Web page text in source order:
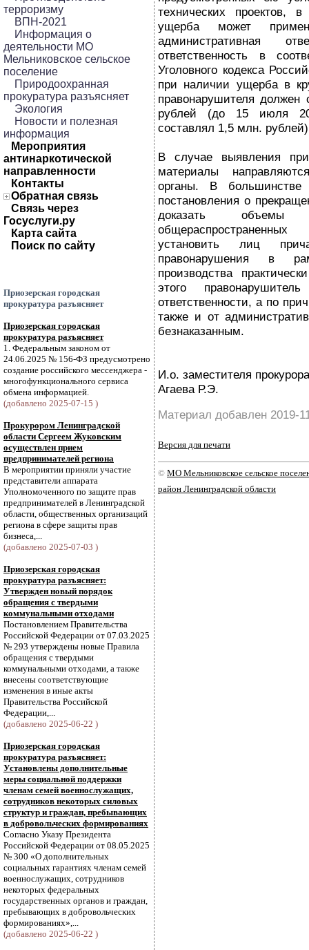
терроризму
ВПН-2021
Информация о
деятельности МО
Мельниковское сельское
поселение
Природоохранная
прокуратура разъясняет
Экология
Новости и полезная
информация
Мероприятия
антинаркотической
направленности
Контакты
Обратная связь
Связь через
Госуслуги.ру
Карта сайта
Поиск по сайту
Приозерская городская
прокуратура разъясняет
Приозерская городская
прокуратура разъясняет
1. Федеральным законом от
24.06.2025 № 156-ФЗ предусмотрено
создание российского мессенджера -
многофункционального сервиса
обмена информацией.
(добавлено 2025-07-15 )
Прокурором Ленинградской
области Сергеем Жуковским
осуществлен прием
предпринимателей региона
В мероприятии приняли участие
представители аппарата
Уполномоченного по защите прав
предпринимателей в Ленинградской
области, общественных организаций
региона в сфере защиты прав
бизнеса,...
(добавлено 2025-07-03 )
Приозерская городская
прокуратура разъясняет:
Утвержден новый порядок
обращения с твердыми
коммунальными отходами
Постановлением Правительства
Российской Федерации от 07.03.2025
№ 293 утверждены новые Правила
обращения с твердыми
коммунальными отходами, а также
внесены соответствующие
изменения в иные акты
Правительства Российской
Федерации,...
(добавлено 2025-06-22 )
Приозерская городская
прокуратура разъясняет:
Установлены дополнительные
меры социальной поддержки
членам семей военнослужащих,
сотрудников некоторых силовых
структур и граждан, пребывающих
в добровольческих формированиях
Согласно Указу Президента
Российской Федерации от 08.05.2025
№ 300 «О дополнительных
социальных гарантиях членам семей
военнослужащих, сотрудников
некоторых федеральных
государственных органов и граждан,
пребывающих в добровольческих
формированиях»,...
(добавлено 2025-06-22 )
технических проектов,
ущерба может
административная
ответственность в
Уголовного кодекса
при наличии ущерба в
правонарушителя должен
рублей (до 15 июля
составлял 1,5 млн.
В случае выявления
материалы
органы. В
постановления о
доказать объемы
установить лиц
правонарушения в
производства
этого
ответственности, а по
также и от
безнаказанным.
И.о. заместителя прокурора
Агаева Р.Э.
Материал добавлен 2019-
Версия для печати
© МО Мельниковское сельское
район Ленинградской области